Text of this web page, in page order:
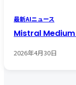
最新AIニュース
Mistral Medium
2026年4月30日